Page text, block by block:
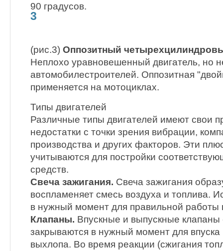
90 градусов.
3
(рис.3) Оппозитный
Неплохо уравновешенный двигатель, но
автомобилестроителей. Оппозитная
применяется на мотоциклах.
Типы двигателей
Различные типы двигателей имеют свои
недостатки с точки зрения вибрации,
производства и других факторов. Эти
учитываются для постройки
средств.
Свеча зажигания. Свеча зажигания
воспламеняет смесь воздуха и топлива.
в нужный момент для правильной работы
Клапаны. Впускные и выпускные клапаны
закрываются в нужный момент для
выхлопа. Во время реакции (сжигания